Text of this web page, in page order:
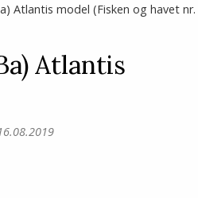
Atlantis model (Fisken og havet nr.
Atlantis